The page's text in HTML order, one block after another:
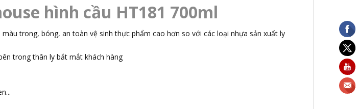
hình cầu HT181 700ml
trong, bóng, an toàn vệ sinh thực phẩm cao hơn so với các loại nhựa sản xuất ly
trong thân ly bắt mắt khách hàng